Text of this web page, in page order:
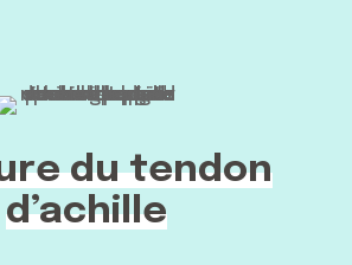
du tendon
d’achille